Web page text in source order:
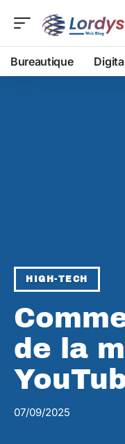
Bureautique
HIGH-TECH
de la
07/09/2025